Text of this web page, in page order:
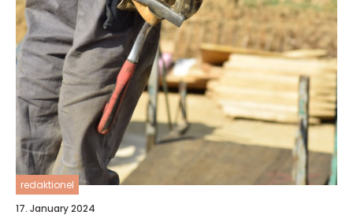
redaktionel
17. January 2024